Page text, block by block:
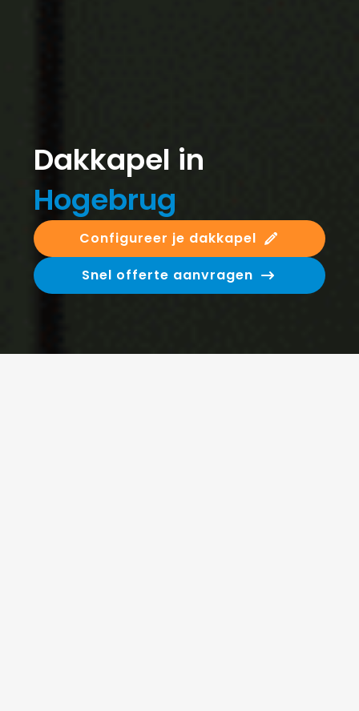
Dakkapel in
Hogebrug
Configureer je dakkapel
Snel offerte aanvragen